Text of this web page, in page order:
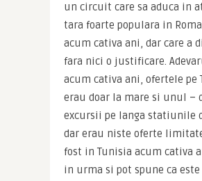
un circuit care sa aduca in
tara foarte populara in
acum cativa ani, dar care a
fara nici o justificare.
acum cativa ani, ofertele pe
erau doar la mare si unul –
excursii pe langa statiunile
dar erau niste oferte
fost in Tunisia acum cativa
in urma si pot spune ca este